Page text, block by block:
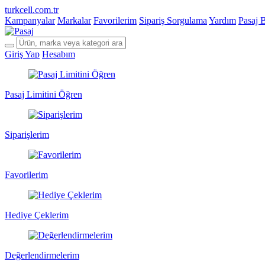
turkcell.com.tr
Kampanyalar Markalar Favorilerim Sipariş Sorgulama Yardım Pasaj
Giriş Yap Hesabım
Pasaj Limitini Öğren
Siparişlerim
Favorilerim
Hediye Çeklerim
Değerlendirmelerim